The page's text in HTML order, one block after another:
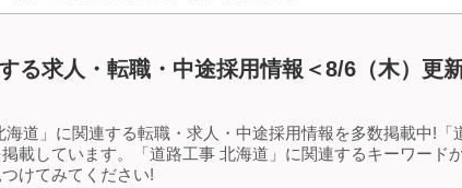
る求人・転職・中途採用情報＜8/6（木）更
道」に関連する転職・求人・中途採用情報を多数掲載中!
載しています。「道路工事 北海道」に関連するキーワード
けてみてください!